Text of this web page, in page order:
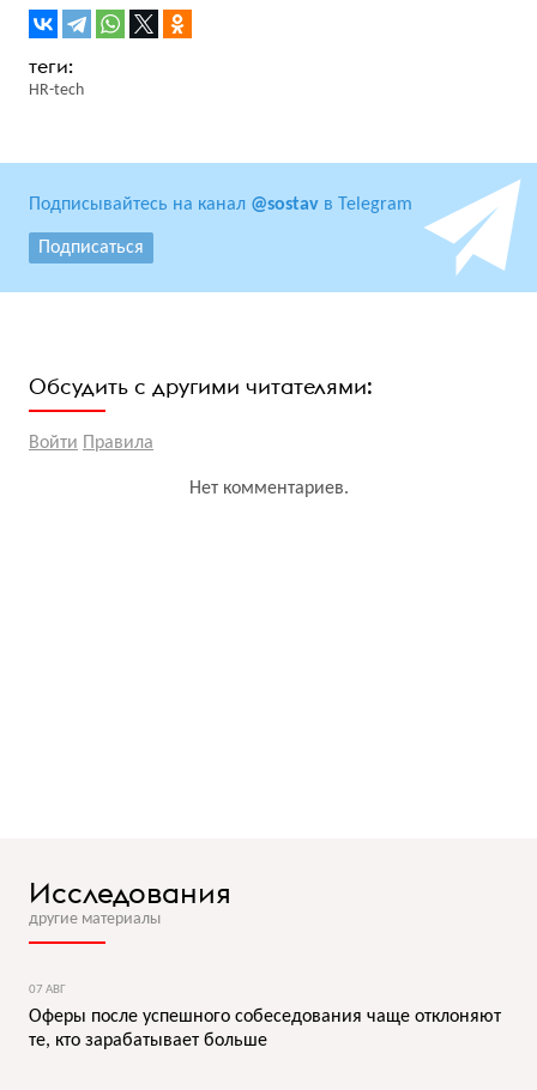
HR-tech
Подписывайтесь на канал @sostav в Telegram
Подписаться
Обсудить с другими читателями:
Войти Правила
Нет комментариев.
Исследования
другие материалы
07 АВГ
Оферы после успешного собеседования чаще отклоняют
те, кто зарабатывает больше